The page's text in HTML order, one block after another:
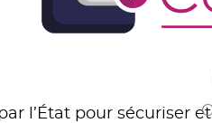
l’État pour sécuriser et